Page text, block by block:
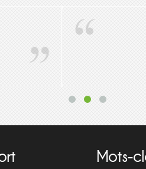
clients pour mieux evaluer notre
Mots-